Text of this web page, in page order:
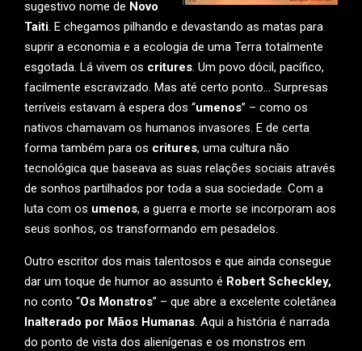
sugestivo nome de Novo
Taiti. E chegamos pilhando e devastando as matas para
suprir a economia e a ecologia de uma Terra totalmente
esgotada. Lá vivem os critures. Um povo dócil, pacífico,
facilmente escravizado. Mas até certo ponto… Surpresas
terríveis estavam à espera dos “umenos” – como os
nativos chamavam os humanos invasores. E de certa
forma também para os critures, uma cultura não
tecnológica que baseava as suas relações sociais através
de sonhos partilhados por toda a sua sociedade. Com a
luta com os umenos, a guerra e morte se incorporam aos
seus sonhos, os transformando em pesadelos.
Outro escritor dos mais talentosos e que ainda consegue
dar um toque de humor ao assunto é Robert Scheckley,
no conto “Os Monstros” – que abre a excelente coletânea
Inalterado por Mãos Humanas. Aqui a história é narrada
do ponto de vista dos alienígenas e os monstros em